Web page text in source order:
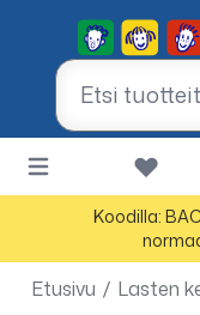
Koodilla:
Etusivu / Lasten